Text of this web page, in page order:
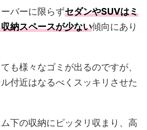
バーに限らずセダンやSUVはミ
納スペースが少ない傾向にあり
も様々なゴミが出るのですが、
付近はなるべくスッキリさせた
下の収納にピッタリ収まり、高